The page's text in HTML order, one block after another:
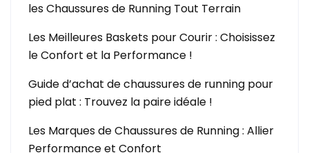
les Chaussures de Running Tout Terrain
Les Meilleures Baskets pour Courir : Choisissez
le Confort et la Performance !
Guide d’achat de chaussures de running pour
pied plat : Trouvez la paire idéale !
Les Marques de Chaussures de Running : Allier
Performance et Confort